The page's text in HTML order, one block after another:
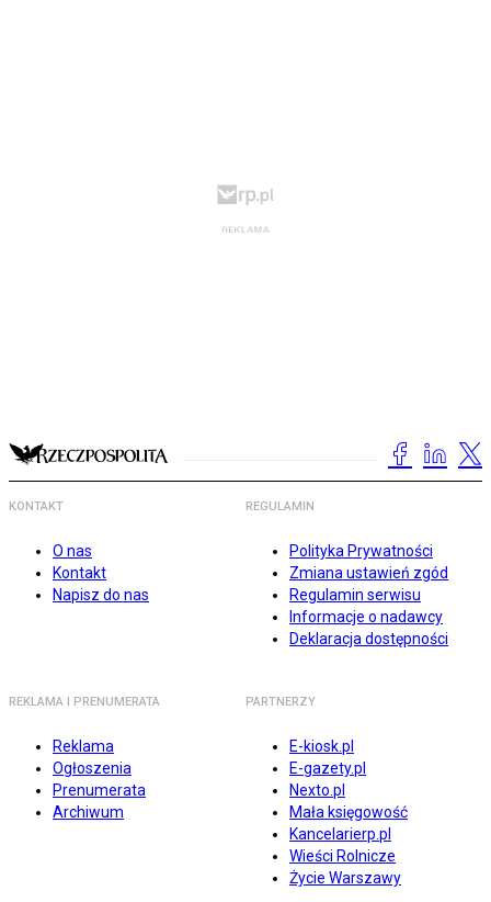
KONTAKT
O nas
Kontakt
Napisz do nas
REGULAMIN
Polityka Prywatności
Zmiana ustawień zgód
Regulamin serwisu
Informacje o nadawcy
Deklaracja dostępności
REKLAMA I PRENUMERATA
Reklama
Ogłoszenia
Prenumerata
Archiwum
PARTNERZY
E-kiosk.pl
E-gazety.pl
Nexto.pl
Mała księgowość
Kancelarierp.pl
Wieści Rolnicze
Życie Warszawy